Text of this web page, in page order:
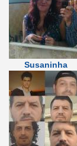
Susaninha